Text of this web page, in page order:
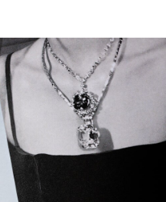
无色钻石项链礼赞温莎公